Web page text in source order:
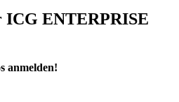
ICG ENTERPRISE
anmelden!